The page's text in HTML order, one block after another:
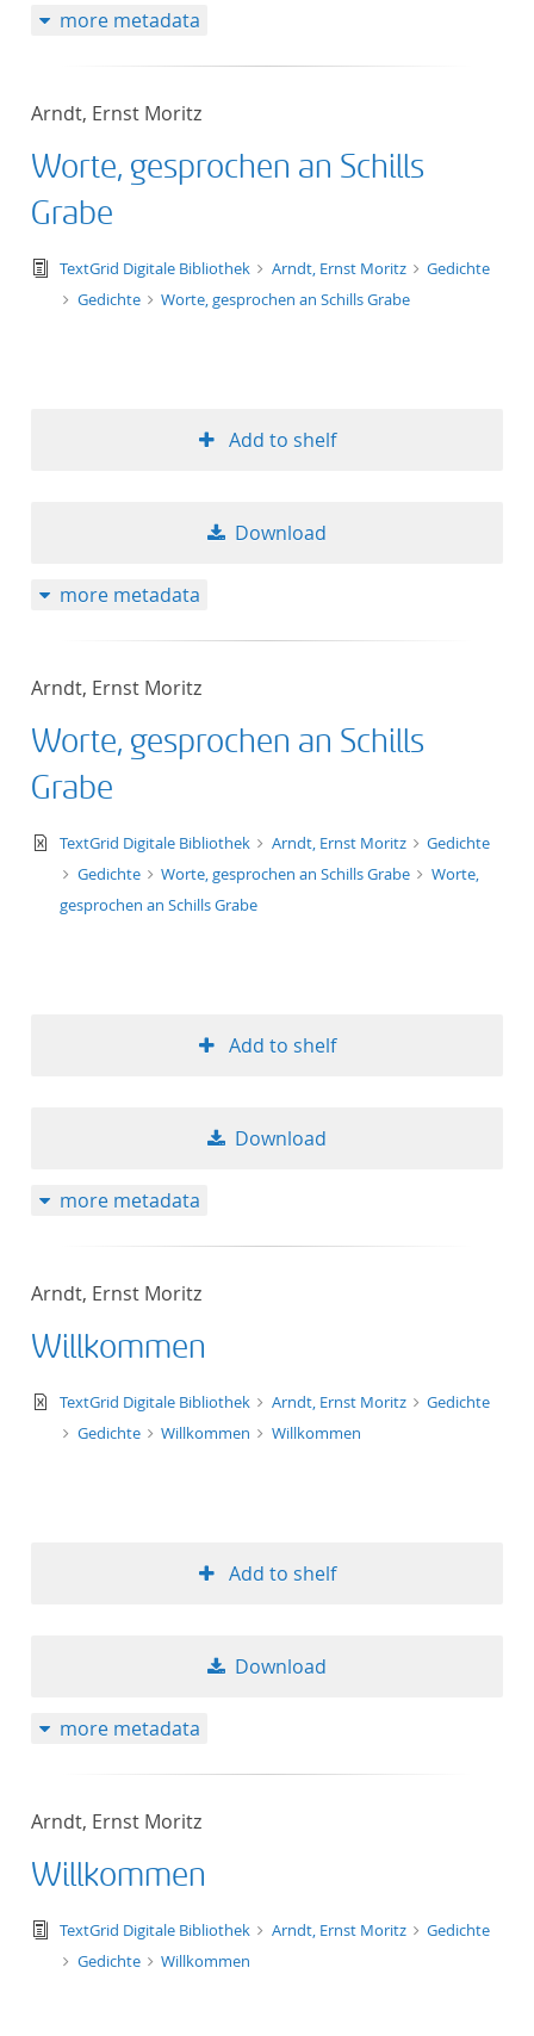
more metadata
Arndt, Ernst Moritz
Worte, gesprochen an Schills
Grabe
text/tg.edition+tg.aggregation+xml
TextGrid Digitale Bibliothek Arndt, Ernst Moritz
Gedichte
Gedichte
Worte, gesprochen an Schills Grabe
Add to shelf
Download
more metadata
Arndt, Ernst Moritz
Worte, gesprochen an Schills
Grabe
text/xml
TextGrid Digitale Bibliothek Arndt, Ernst Moritz
Gedichte
Gedichte
Worte, gesprochen an Schills Grabe
Worte,
gesprochen an Schills Grabe
Add to shelf
Download
more metadata
Arndt, Ernst Moritz
Willkommen
text/xml
TextGrid Digitale Bibliothek Arndt, Ernst Moritz
Gedichte
Gedichte
Willkommen Willkommen
Add to shelf
Download
more metadata
Arndt, Ernst Moritz
Willkommen
text/tg.edition+tg.aggregation+xml
TextGrid Digitale Bibliothek Arndt, Ernst Moritz
Gedichte
Gedichte
Willkommen